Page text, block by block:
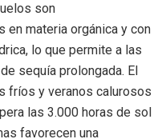
son
en materia orgánica y con
lo que permite a las
sequía prolongada. El
fríos y veranos calurosos
las 3.000 horas de sol
favorecen una